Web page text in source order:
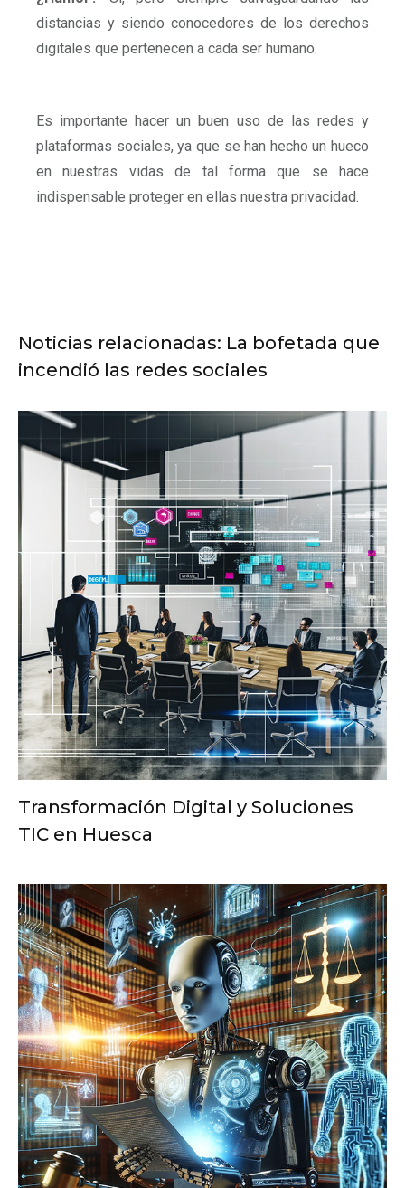
distancias y siendo conocedores de los derechos
digitales que pertenecen a cada ser humano.
Es importante hacer un buen uso de las redes y
plataformas sociales, ya que se han hecho un hueco
en nuestras vidas de tal forma que se hace
indispensable proteger en ellas nuestra privacidad.
Noticias relacionadas: La bofetada que
incendió las redes sociales
Transformación Digital y Soluciones
TIC en Huesca